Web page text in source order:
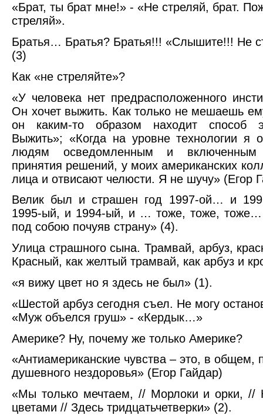
«Брат, ты брат мне!» - «Не стреляй, брат.
стреляй».
Братья… Братья? Братья!!! «Слышите!!! Не
(3)
Как «не стреляйте»?
«У человека нет предрасположенного
Он хочет выжить. Как только не мешаешь
он каким-то образом находит способ
Выжить»; «Когда на уровне технологии я
людям осведомленным и
принятия решений, у моих американских
лица и отвисают челюсти. Я не шучу» (Егор
Велик был и страшен год 1997-ой… и
1995-ый, и 1994-ый, и … тоже, тоже,
под собою почуяв страну» (4).
Улица страшного сына. Трамвай, арбуз,
Красный, как желтый трамвай, как арбуз и
«я вижу цвет но я здесь не был» (1).
«Шестой арбуз сегодня съел. Не могу
«Муж объелся груш» - «Кердык…»
Америке? Ну, почему же только Америке?
«Антиамериканские чувства – это, в общем,
душевного нездоровья» (Егор Гайдар)
«Мы только мечтаем, // Морлоки и орки, //
цветами // Здесь тридцатьчетверки» (2).